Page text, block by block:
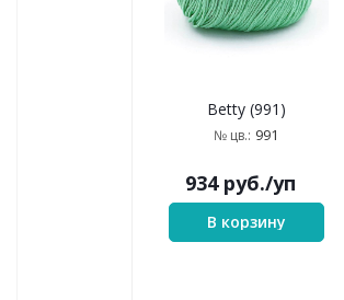
Betty (991)
№ цв.: 991
934руб./уп
В корзину